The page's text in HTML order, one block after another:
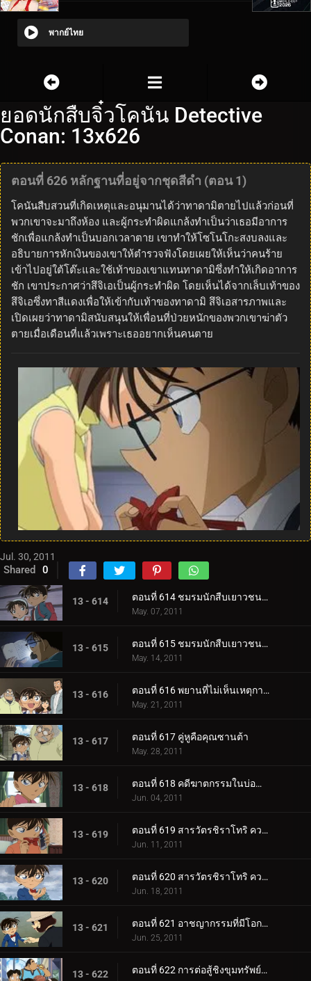
พากย์ไทย
ยอดนักสืบจิ๋วโคนัน Detective
Conan: 13x626
ตอนที่ 626 หลักฐานที่อยู่จากชุดสีดำ (ตอน 1)
โคนันสืบสวนที่เกิดเหตุและอนุมานได้ว่าทาดามิตายไปแล้วก่อนที่
พวกเขาจะมาถึงห้อง และผู้กระทำผิดแกล้งทำเป็นว่าเธอมีอาการ
ชักเพื่อแกล้งทำเป็นบอกเวลาตาย เขาทำให้โซโนโกะสงบลงและ
อธิบายการหักเงินของเขาให้ตำรวจฟังโดยเผยให้เห็นว่าคนร้าย
เข้าไปอยู่ใต้โต๊ะและใช้เท้าของเขาแทนทาดามิซึ่งทำให้เกิดอาการ
ชัก เขาประกาศว่าสึจิเอเป็นผู้กระทำผิด โดยเห็นได้จากเล็บเท้าของ
สึจิเอซึ่งทาสีแดงเพื่อให้เข้ากับเท้าของทาดามิ สึจิเอสารภาพและ
เปิดเผยว่าทาดามิสนับสนุนให้เพื่อนที่ป่วยหนักของพวกเขาฆ่าตัว
ตายเมื่อเดือนที่แล้วเพราะเธออยากเห็นคนตาย
Jul. 30, 2011
Shared 0
13 - 614 ตอนที่ 614 ชมรมนักสืบเยาวชน ปะทะ โจรปล้นธนาคาร (ตอน 1)
May. 07, 2011
13 - 615 ตอนที่ 615 ชมรมนักสืบเยาวชน ปะทะ โจรปล้นธนาคาร (ตอน 2)
May. 14, 2011
13 - 616 ตอนที่ 616 พยานที่ไม่เห็นเหตุการณ์
May. 21, 2011
13 - 617 ตอนที่ 617 คู่หูคือคุณซานต้า
May. 28, 2011
13 - 618 ตอนที่ 618 คดีฆาตกรรมในบ่อน้ำแร่กลางแจ้ง
Jun. 04, 2011
13 - 619 ตอนที่ 619 สารวัตรชิราโทริ ความทรงจำของกลีบดอกซากุระ (ตอน 1)
Jun. 11, 2011
13 - 620 ตอนที่ 620 สารวัตรชิราโทริ ความทรงจำของกลีบดอกซากุระ (ตอน 2)
Jun. 18, 2011
13 - 621 ตอนที่ 621 อาชญากรรมที่มีโอกาสศูนย์เปอร์เซ็นที่จะเกิดขึ้น
Jun. 25, 2011
13 - 622 ตอนที่ 622 การต่อสู้ชิงขุมทรัพย์ในโกดังปริศนา (ตอน 1)